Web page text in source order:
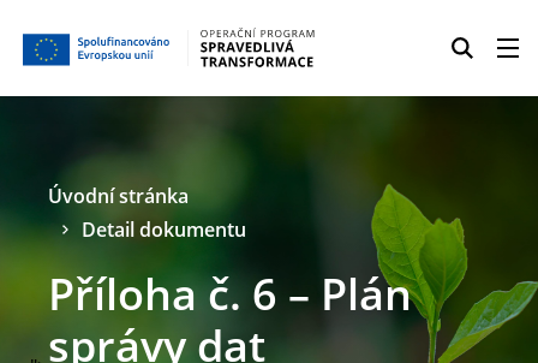
Úvodní stránka
Detail dokumentu
Příloha č. 6 – Plán
správy dat